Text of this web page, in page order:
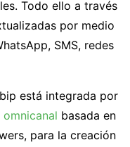
Todo ello a través
por medio
SMS, redes
está integrada por
basada en
para la creación